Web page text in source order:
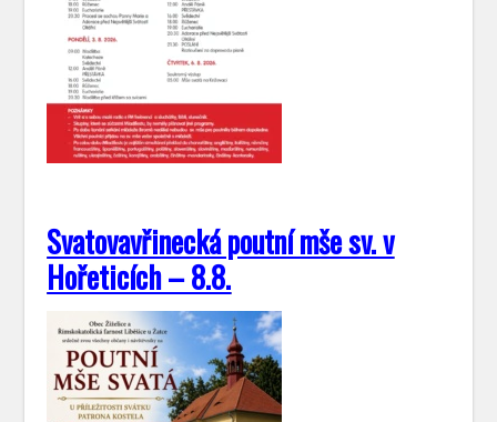
Svatovavřinecká poutní mše sv. v
Hořeticích – 8.8.